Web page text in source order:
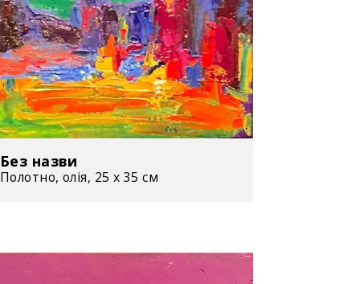
Без назви
Полотно, олія, 25 х 35 см